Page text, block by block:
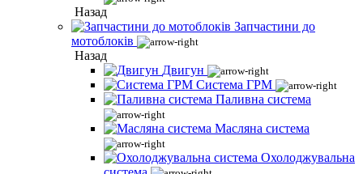
Назад
Запчастини до
мотоблоків
Назад
Двигун
Система ГРМ
Паливна система
Масляна система
Охолоджувальна